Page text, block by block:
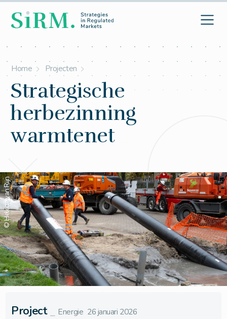
Home Projecten
Strategische
herbezinning
warmtenet
© Helene van Rijn
Project Energie 26 januari 2026